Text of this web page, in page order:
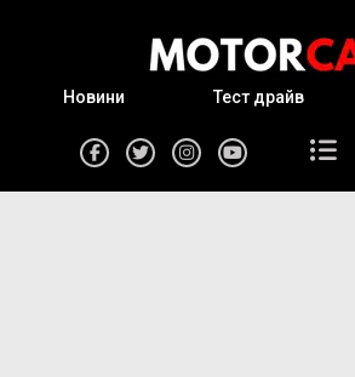
Новини Тест драйв